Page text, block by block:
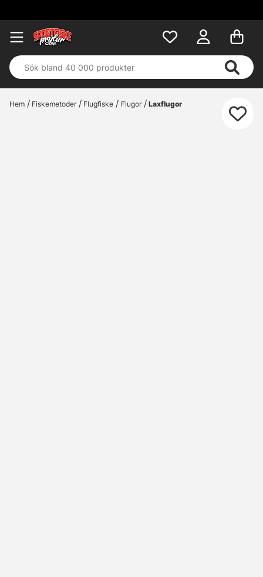
Hem Fiskemetoder Flugfiske Flugor Laxflugor